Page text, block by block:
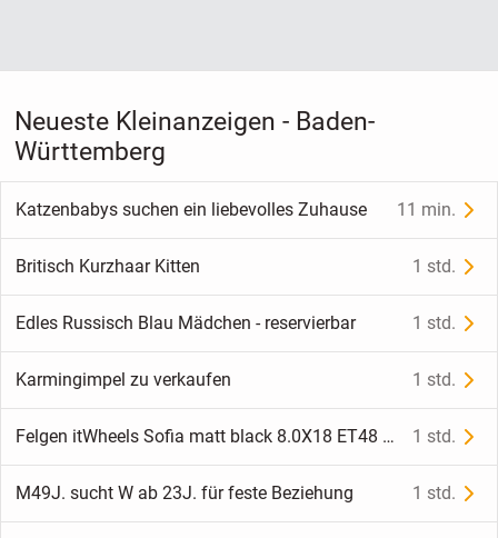
Neueste Kleinanzeigen - Baden-
Württemberg
Katzenbabys suchen ein liebevolles Zuhause 11 min.
Britisch Kurzhaar Kitten 1 std.
Edles Russisch Blau Mädchen - reservierbar 1 std.
Karmingimpel zu verkaufen 1 std.
Felgen itWheels Sofia matt black 8.0X18 ET48 5X112 1 std.
M49J. sucht W ab 23J. für feste Beziehung 1 std.